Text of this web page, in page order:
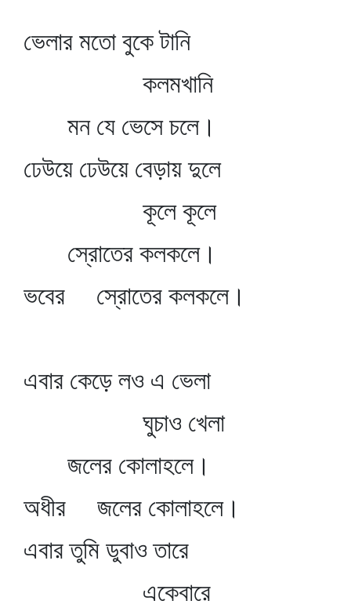
ভেলার মতো বুকে টানি
কলমখানি
মন যে ভেসে চলে।
ঢেউয়ে ঢেউয়ে বেড়ায় দুলে
কূলে কূলে
স্রোতের কলকলে।
ভবের স্রোতের কলকলে।
এবার কেড়ে লও এ ভেলা
ঘুচাও খেলা
জলের কোলাহলে।
অধীর জলের কোলাহলে।
এবার তুমি ডুবাও তারে
একেবারে